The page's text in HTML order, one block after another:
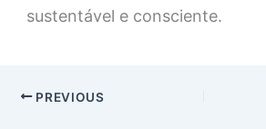
sustentável e consciente.
PREVIOUS